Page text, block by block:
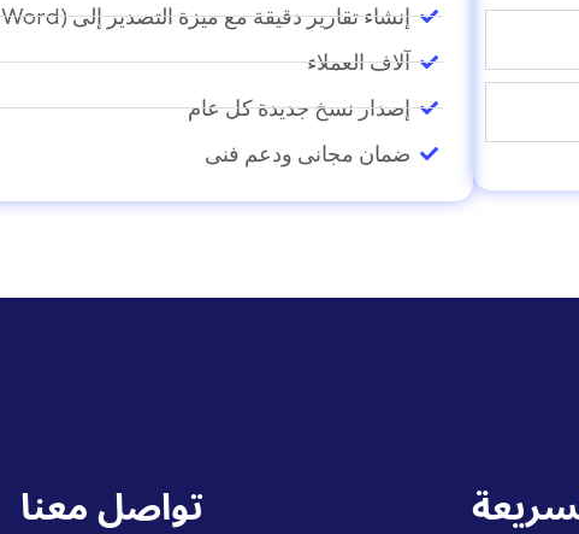
(PDF، Excel، Word) إنشاء تقارير دقيقة مع ميزة التصدير إلى
آلاف العملاء
إصدار نسخ جديدة كل عام
ضمان مجانى ودعم فنى
تواصل معنا